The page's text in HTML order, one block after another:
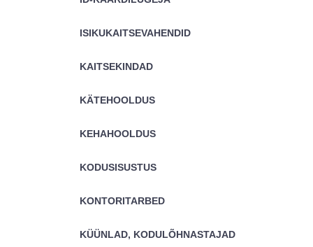
ISIKUKAITSEVAHENDID
KAITSEKINDAD
KÄTEHOOLDUS
KEHAHOOLDUS
KODUSISUSTUS
KONTORITARBED
KÜÜNLAD, KODULÕHNASTAJAD